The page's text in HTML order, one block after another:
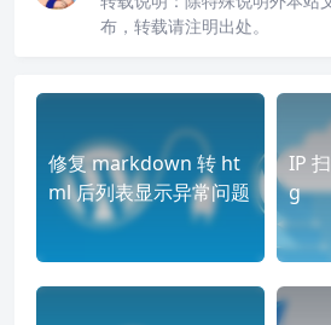
布，转载请注明出处。
修复 markdown 转 ht
ml 后列表显示异常问题
IP
g